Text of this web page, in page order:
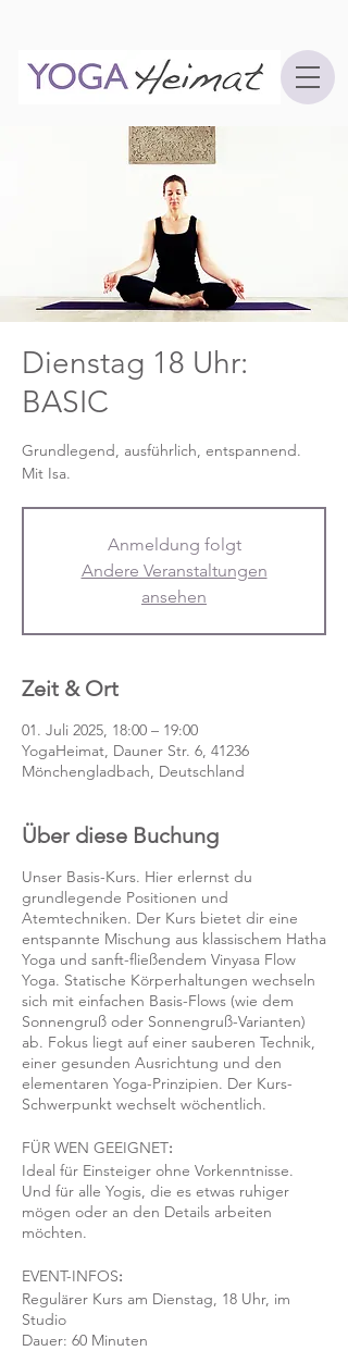
Dienstag 18 Uhr:
BASIC
Grundlegend, ausführlich, entspannend.
Mit Isa.
Anmeldung folgt
Andere Veranstaltungen
ansehen
Zeit & Ort
01. Juli 2025, 18:00 – 19:00
YogaHeimat, Dauner Str. 6, 41236
Mönchengladbach, Deutschland
Über diese Buchung
Unser Basis-Kurs. Hier erlernst du
grundlegende Positionen und
Atemtechniken. Der Kurs bietet dir eine
entspannte Mischung aus klassischem Hatha
Yoga und sanft-fließendem Vinyasa Flow
Yoga. Statische Körperhaltungen wechseln
sich mit einfachen Basis-Flows (wie dem
Sonnengruß oder Sonnengruß-Varianten)
ab. Fokus liegt auf einer sauberen Technik,
einer gesunden Ausrichtung und den
elementaren Yoga-Prinzipien. Der Kurs-
Schwerpunkt wechselt wöchentlich.
FÜR WEN GEEIGNET:
Ideal für Einsteiger ohne Vorkenntnisse.
Und für alle Yogis, die es etwas ruhiger
mögen oder an den Details arbeiten
möchten.
EVENT-INFOS:
Regulärer Kurs am Dienstag, 18 Uhr, im
Studio
Dauer: 60 Minuten